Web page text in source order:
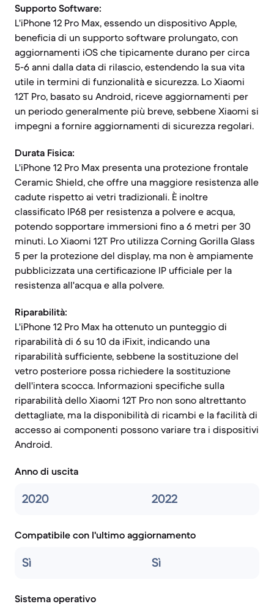
Supporto Software:
L'iPhone 12 Pro Max, essendo un dispositivo Apple,
beneficia di un supporto software prolungato, con
aggiornamenti iOS che tipicamente durano per circa
5-6 anni dalla data di rilascio, estendendo la sua vita
utile in termini di funzionalità e sicurezza. Lo Xiaomi
12T Pro, basato su Android, riceve aggiornamenti per
un periodo generalmente più breve, sebbene Xiaomi si
impegni a fornire aggiornamenti di sicurezza regolari.
Durata Fisica:
L'iPhone 12 Pro Max presenta una protezione frontale
Ceramic Shield, che offre una maggiore resistenza alle
cadute rispetto ai vetri tradizionali. È inoltre
classificato IP68 per resistenza a polvere e acqua,
potendo sopportare immersioni fino a 6 metri per 30
minuti. Lo Xiaomi 12T Pro utilizza Corning Gorilla Glass
5 per la protezione del display, ma non è ampiamente
pubblicizzata una certificazione IP ufficiale per la
resistenza all'acqua e alla polvere.
Riparabilità:
L'iPhone 12 Pro Max ha ottenuto un punteggio di
riparabilità di 6 su 10 da iFixit, indicando una
riparabilità sufficiente, sebbene la sostituzione del
vetro posteriore possa richiedere la sostituzione
dell'intera scocca. Informazioni specifiche sulla
riparabilità dello Xiaomi 12T Pro non sono altrettanto
dettagliate, ma la disponibilità di ricambi e la facilità di
accesso ai componenti possono variare tra i dispositivi
Android.
Anno di uscita
2020 2022
Compatibile con l'ultimo aggiornamento
Sì Sì
Sistema operativo